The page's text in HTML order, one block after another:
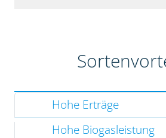
Hohe Erträge
Hohe Biogasleistung